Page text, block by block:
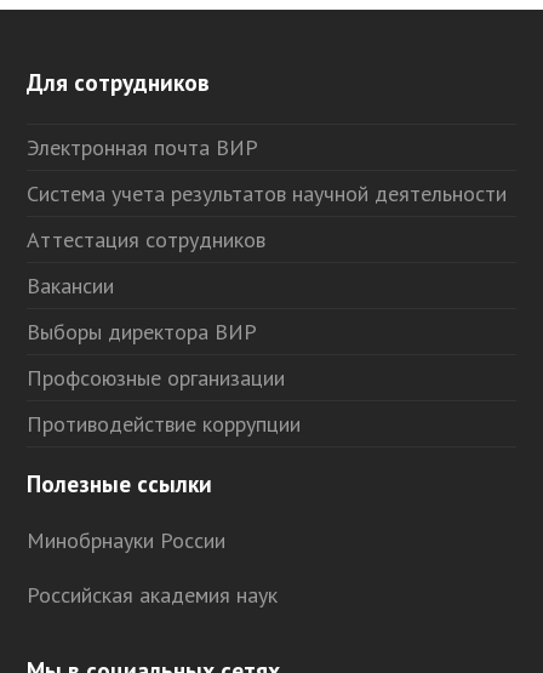
Для сотрудников
Электронная почта ВИР
Система учета результатов научной деятельности
Аттестация сотрудников
Вакансии
Выборы директора ВИР
Профсоюзные организации
Противодействие коррупции
Полезные ссылки
Минобрнауки России
Российская академия наук